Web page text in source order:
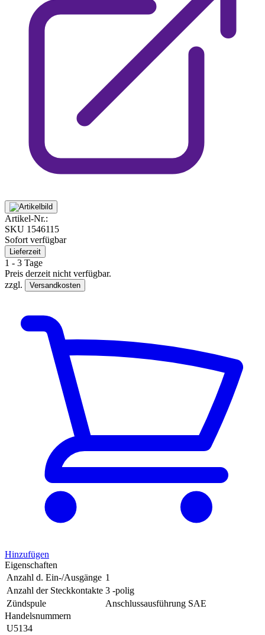
Artikel-Nr.:
SKU 1546115
Sofort verfügbar
Lieferzeit
1 - 3 Tage
Preis derzeit nicht verfügbar.
zzgl.
Versandkosten
Hinzufügen
Eigenschaften
Anzahl d. Ein-/Ausgänge 1
Anzahl der Steckkontakte 3 -polig
Zündspule
Anschlussausführung SAE
Handelsnummern
U5134